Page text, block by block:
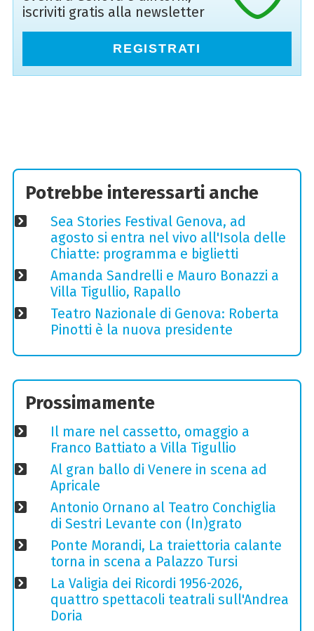
iscriviti gratis alla newsletter
REGISTRATI
Potrebbe interessarti anche
Sea Stories Festival Genova, ad
agosto si entra nel vivo all'Isola delle
Chiatte: programma e biglietti
Amanda Sandrelli e Mauro Bonazzi a
Villa Tigullio, Rapallo
Teatro Nazionale di Genova: Roberta
Pinotti è la nuova presidente
Prossimamente
Il mare nel cassetto, omaggio a
Franco Battiato a Villa Tigullio
Al gran ballo di Venere in scena ad
Apricale
Antonio Ornano al Teatro Conchiglia
di Sestri Levante con (In)grato
Ponte Morandi, La traiettoria calante
torna in scena a Palazzo Tursi
La Valigia dei Ricordi 1956-2026,
quattro spettacoli teatrali sull'Andrea
Doria